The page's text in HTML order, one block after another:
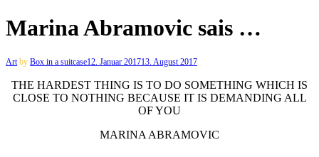
Marina Abramovic sais …
Art by Box in a suitcase12. Januar 201713. August 2017
THE HARDEST THING IS TO DO SOMETHING WHICH IS
CLOSE TO NOTHING BECAUSE IT IS DEMANDING ALL
OF YOU
MARINA ABRAMOVIC